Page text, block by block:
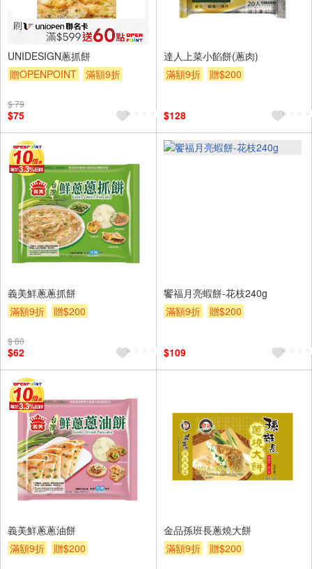
UNIDESIGN蔥抓餅
贈OPENPOINT
滿額9折
$ 79
$75
達人上菜小餡餅(蔥肉)
滿額9折
贈$200
$128
義美鮮蔥蔥抓餅
滿額9折
贈$200
$ 80
$62
饗福月亮蝦餅-花枝240g
滿額9折
贈$200
$109
義美鮮蔥蔥油餅
滿額9折
贈$200
金品孫班長蔥燒大餅
滿額9折
贈$200